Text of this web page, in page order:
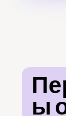
ы